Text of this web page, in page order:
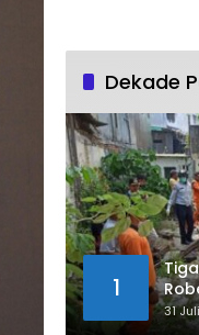
Dekade
1
31